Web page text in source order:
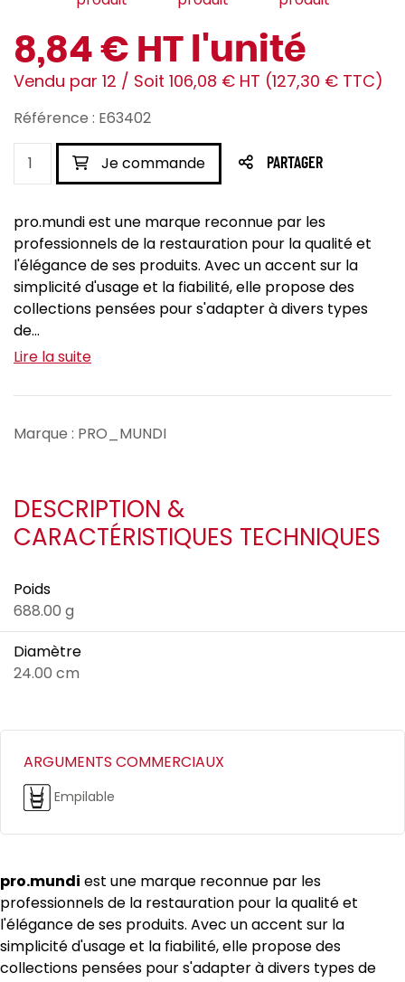
8,84 € HT l'unité
Vendu par 12 / Soit 106,08 € HT (127,30 € TTC)
Référence : E63402
Je commande PARTAGER
pro.mundi est une marque reconnue par les
professionnels de la restauration pour la qualité et
l'élégance de ses produits. Avec un accent sur la
simplicité d'usage et la fiabilité, elle propose des
collections pensées pour s'adapter à divers types
de...
Lire la suite
Marque : PRO_MUNDI
DESCRIPTION &
CARACTÉRISTIQUES TECHNIQUES
Poids
688.00 g
Diamètre
24.00 cm
ARGUMENTS COMMERCIAUX
Empilable
pro.mundi est une marque reconnue par les
professionnels de la restauration pour la qualité et
l'élégance de ses produits. Avec un accent sur la
simplicité d'usage et la fiabilité, elle propose des
collections pensées pour s'adapter à divers types de